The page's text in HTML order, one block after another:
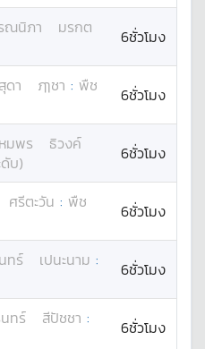
ณนิภา
มรกต
6ชั่วโมง
ดา ฦๅชา : พืช
6ชั่วโมง
มพร
ธิวงค์
บ) 6ชั่วโมง
ศรีตะวัน : พืช
6ชั่วโมง
ทร์ เปนะนาม :
6ชั่วโมง
ทร์ สีปัชชา :
6ชั่วโมง